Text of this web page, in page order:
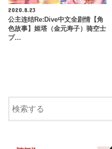
2020.8.23
公主连结Re:Dive中文全剧情【角
色故事】姬塔（金元寿子）骑空士
プ…